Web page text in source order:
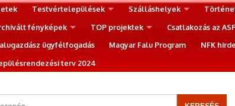
Testvértelepülések Szálláshelyek
fényképek TOP projektek Csatlakozás az
ügyfélfogadás Magyar Falu Program NFK
terv 2024